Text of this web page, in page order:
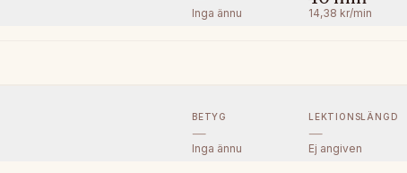
Inga ännu 14,38 kr/min
BETYG
—
Inga ännu
LEKTIONSLÄNGD
—
Ej angiven